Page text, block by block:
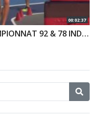
00:02:37
800M – FINALE 1 – CAM – CHAMPIONNAT 92 & 78 INDOOR 02/12/2018 – EAUBONNE